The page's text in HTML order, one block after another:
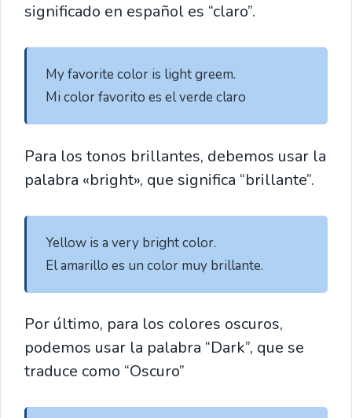
significado en español es “claro”.
Mi color favorito es el verde claro
Para los tonos brillantes, debemos usar la
palabra «bright», que significa “brillante”.
El amarillo es un color muy brillante.
Por último, para los colores oscuros,
podemos usar la palabra “Dark”, que se
traduce como “Oscuro”